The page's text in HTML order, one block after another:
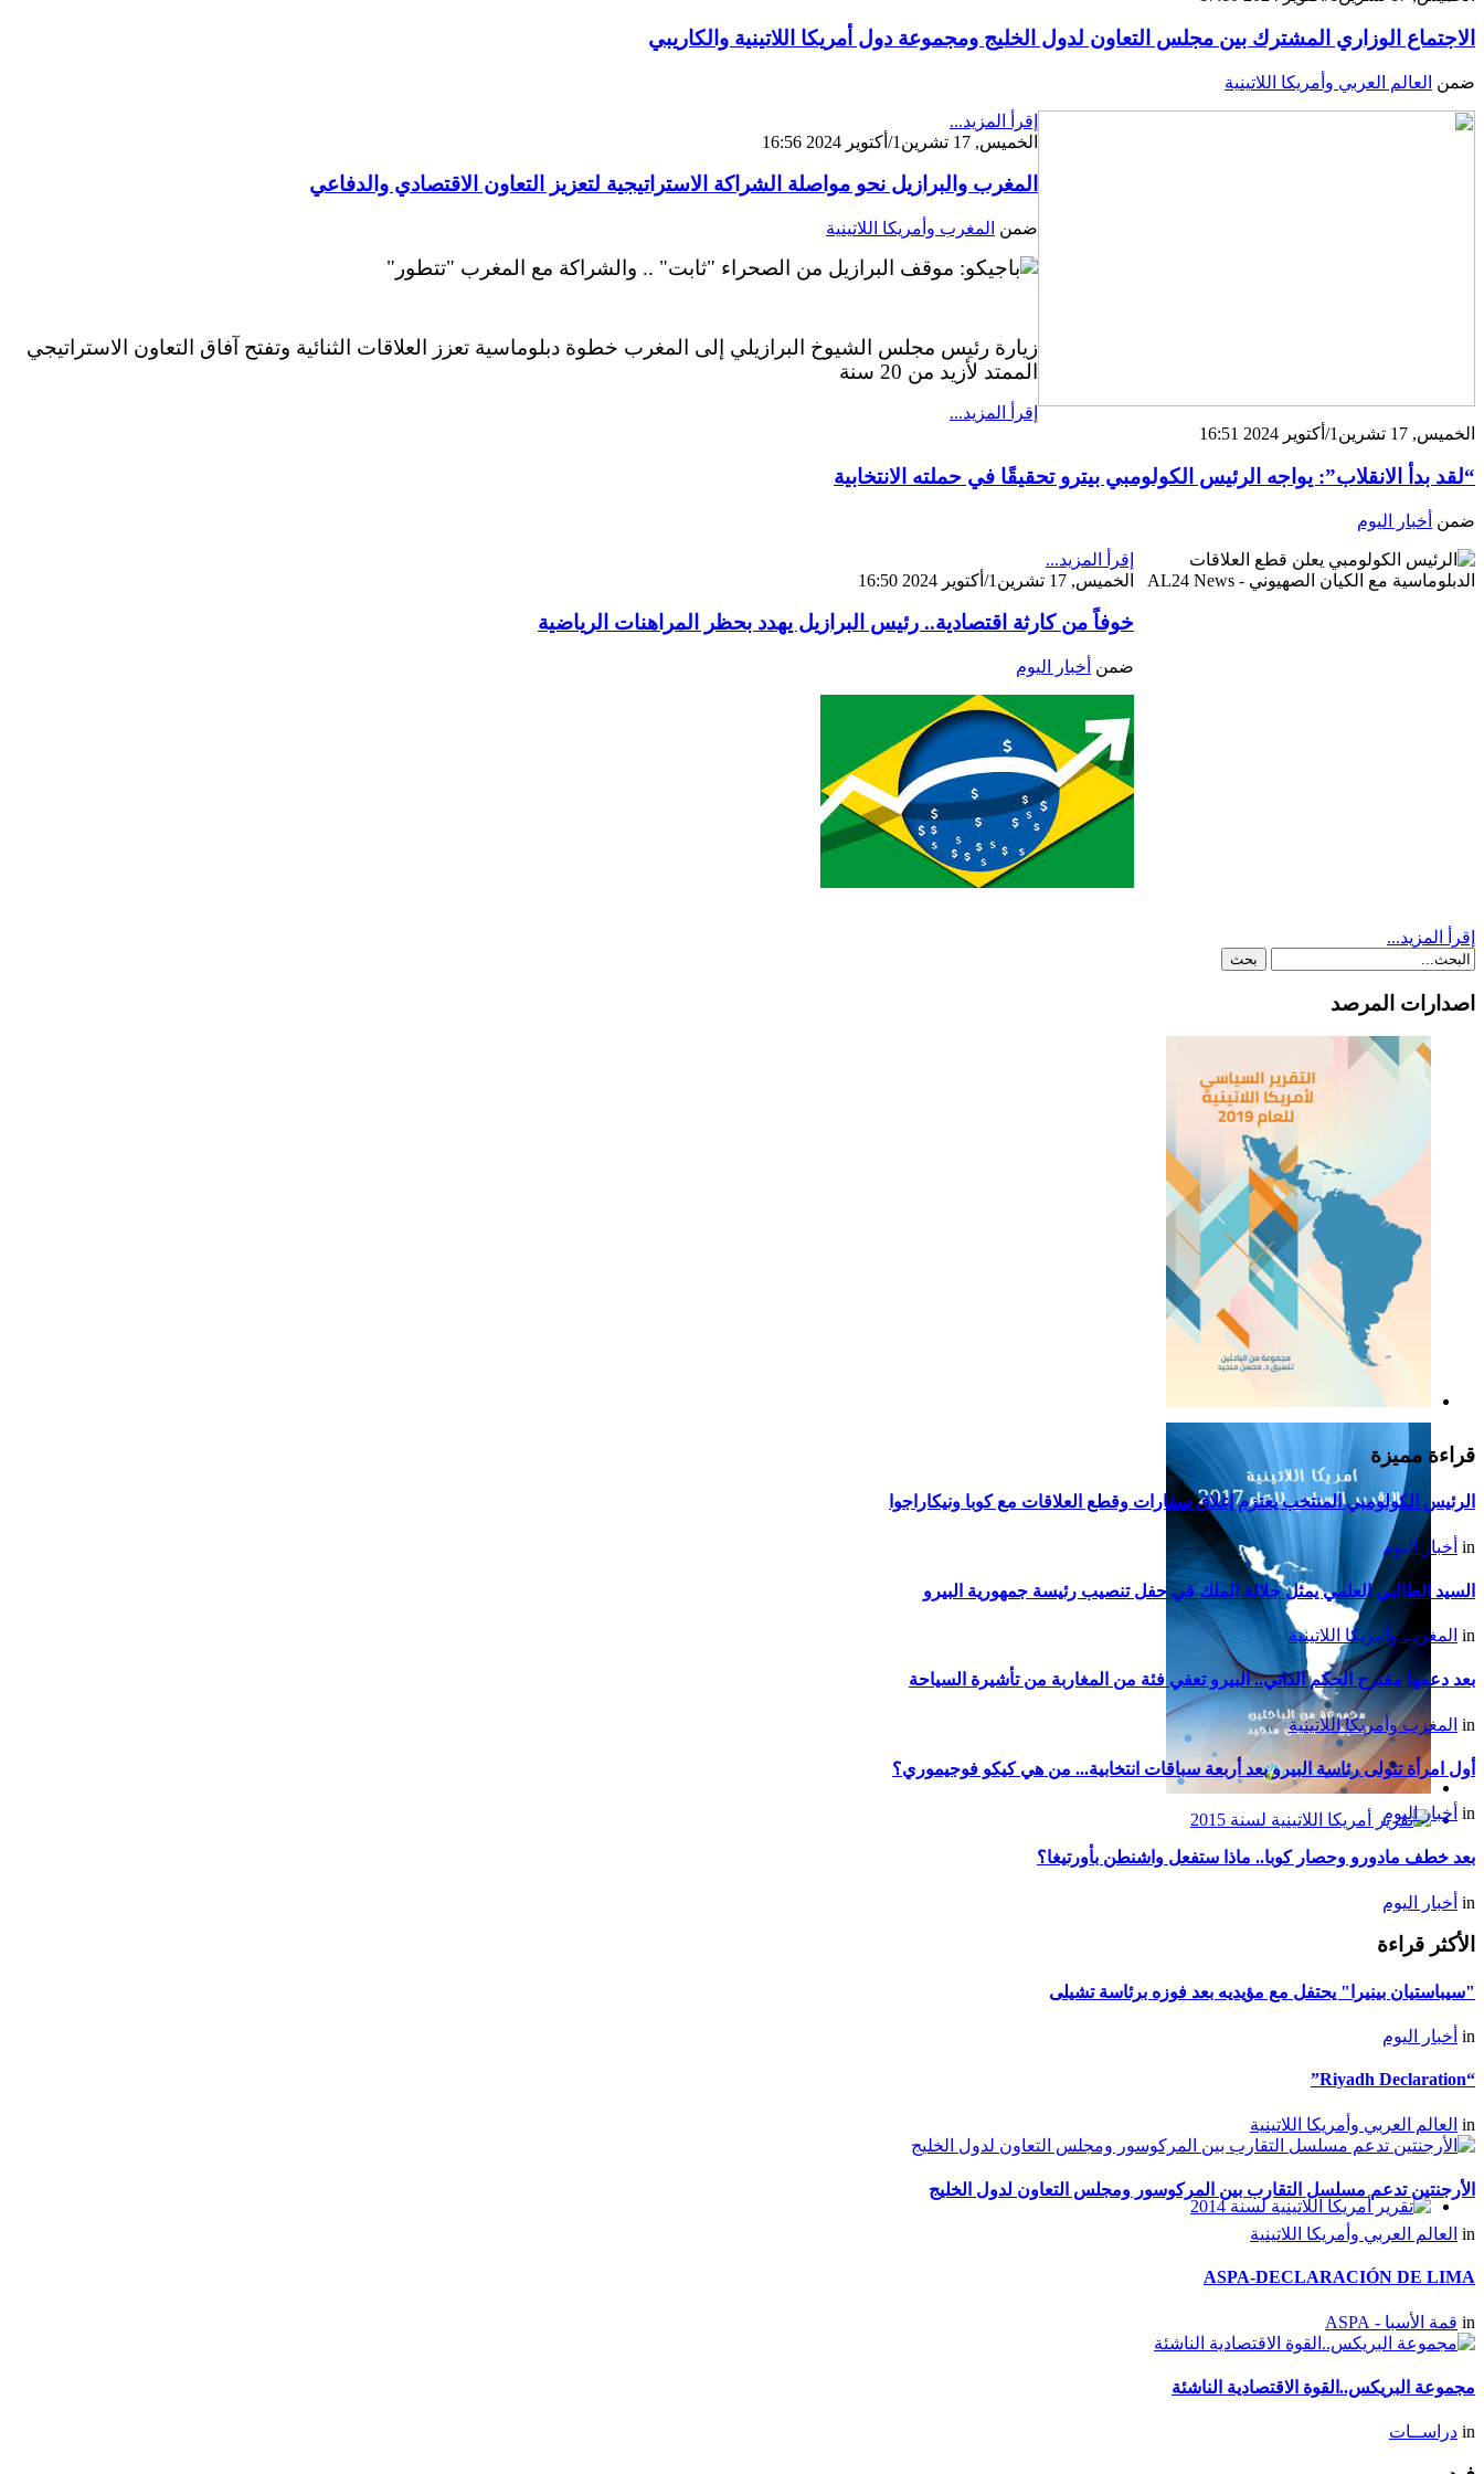
الاجتماع الوزاري المشترك بين مجلس التعاون لدول الخليج ومجموعة دول أمريكا اللاتينية والكاريبي
ضمن العالم العربي وأمريكا اللاتينية
إقرأ المزيد...
الخميس, 17 تشرين1/أكتوير 2024 16:56
المغرب والبرازيل نحو مواصلة الشراكة الاستراتيجية لتعزيز التعاون الاقتصادي والدفاعي
ضمن المغرب وأمريكا اللاتينية
زيارة رئيس مجلس الشيوخ البرازيلي إلى المغرب خطوة دبلوماسية تعزز العلاقات الثنائية وتفتح آفاق التعاون الاستراتيجي
الممتد لأزيد من 20 سنة
إقرأ المزيد...
الخميس, 17 تشرين1/أكتوير 2024 16:51
“لقد بدأ الانقلاب”: يواجه الرئيس الكولومبي بيترو تحقيقًا في حملته الانتخابية
ضمن أخبار اليوم
إقرأ المزيد...
الخميس, 17 تشرين1/أكتوير 2024 16:50
خوفاً من كارثة اقتصادية.. رئيس البرازيل يهدد بحظر المراهنات الرياضية
ضمن أخبار اليوم
إقرأ المزيد...
اصدارات المرصد
التقرير السياسي لأمريكا
اللاتينية للعام 2019
التقرير السياسي لأمريكا
اللاتينية للعام 2017
تقرير أمريكا اللاتينية لسنة
2015
تقرير أمريكا اللاتينية لسنة
قراءة مميزة
الرئيس الكولومبي المنتخب يعتزم إغلاق سفارات وقطع العلاقات مع كوبا ونيكاراجوا
in أخبار اليوم
السيد الطالبي العلمي يمثل جلالة الملك في حفل تنصيب رئيسة جمهورية البيرو
in المغرب وأمريكا اللاتينية
بعد دعمها مقترح الحكم الذاتي.. البيرو تعفي فئة من المغاربة من تأشيرة السياحة
in المغرب وأمريكا اللاتينية
أول امرأة تتولى رئاسة البيرو بعد أربعة سباقات انتخابية... من هي كيكو فوجيموري؟
in أخبار اليوم
بعد خطف مادورو وحصار كوبا.. ماذا ستفعل واشنطن بأورتيغا؟
in أخبار اليوم
الأكثر قراءة
"سيباستيان بينيرا" يحتفل مع مؤيديه بعد فوزه برئاسة تشيلى
in أخبار اليوم
“Riyadh Declaration”
in العالم العربي وأمريكا اللاتينية
الأرجنتين تدعم مسلسل التقارب بين المركوسور ومجلس التعاون لدول الخليج
in العالم العربي وأمريكا اللاتينية
ASPA-DECLARACIÓN DE LIMA
in قمة الأسبا - ASPA
مجموعة البريكس..القوة الاقتصادية الناشئة
in دراســات